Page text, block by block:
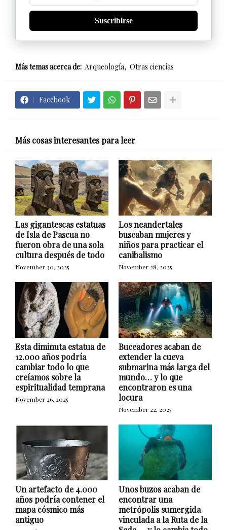
Suscribirse
Más temas acerca de: Arqueología Otras ciencias
Facebook
Más cosas interesantes para leer
Las gigantescas estatuas
de Isla de Pascua no
fueron obra de una sola
cultura después de todo
November 30, 2025
Los neandertales
buscaban mujeres y
niños para practicar el
canibalismo
November 28, 2025
Esta diminuta estatua de
12.000 años podría
cambiar todo lo que
creíamos sobre la
espiritualidad temprana
November 26, 2025
Buceadores acaban de
extender la cueva
submarina más larga del
mundo… y lo que
encontraron es una
locura
November 22, 2025
Un artefacto de 4.000
años podría contener el
mapa cósmico más
antiguo
Unos buzos acaban de
encontrar una
metrópolis sumergida
vinculada a la Ruta de la